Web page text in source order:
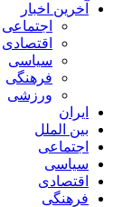
آخرین اخبار
اجتماعی
اقتصادی
سیاسی
فرهنگی
ورزشی
ایران
بین الملل
اجتماعی
سیاسی
اقتصادی
فرهنگی